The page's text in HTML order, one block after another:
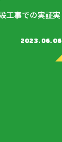
工事での実証実
2023.06.06